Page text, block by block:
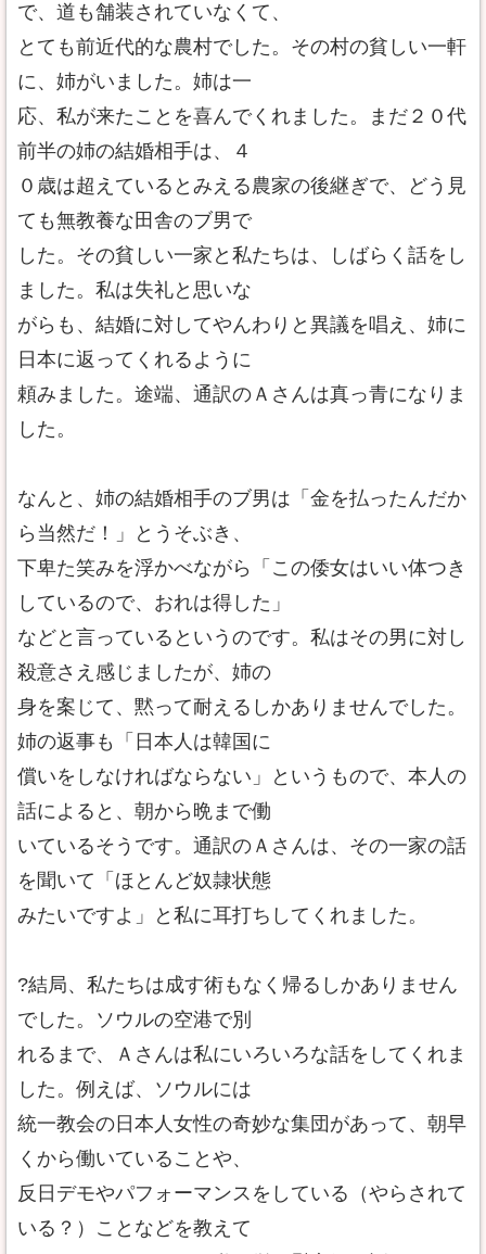
で、道も舗装されていなくて、
とても前近代的な農村でした。その村の貧しい一軒
に、姉がいました。姉は一
応、私が来たことを喜んでくれました。まだ２０代
前半の姉の結婚相手は、４
０歳は超えているとみえる農家の後継ぎで、どう見
ても無教養な田舎のブ男で
した。その貧しい一家と私たちは、しばらく話をし
ました。私は失礼と思いな
がらも、結婚に対してやんわりと異議を唱え、姉に
日本に返ってくれるように
頼みました。途端、通訳のＡさんは真っ青になりま
した。
なんと、姉の結婚相手のブ男は「金を払ったんだか
ら当然だ！」とうそぶき、
下卑た笑みを浮かべながら「この倭女はいい体つき
しているので、おれは得した」
などと言っているというのです。私はその男に対し
殺意さえ感じましたが、姉の
身を案じて、黙って耐えるしかありませんでした。
姉の返事も「日本人は韓国に
償いをしなければならない」というもので、本人の
話によると、朝から晩まで働
いているそうです。通訳のＡさんは、その一家の話
を聞いて「ほとんど奴隷状態
みたいですよ」と私に耳打ちしてくれました。
?結局、私たちは成す術もなく帰るしかありません
でした。ソウルの空港で別
れるまで、Ａさんは私にいろいろな話をしてくれま
した。例えば、ソウルには
統一教会の日本人女性の奇妙な集団があって、朝早
くから働いていることや、
反日デモやパフォーマンスをしている（やらされて
いる？）ことなどを教えて